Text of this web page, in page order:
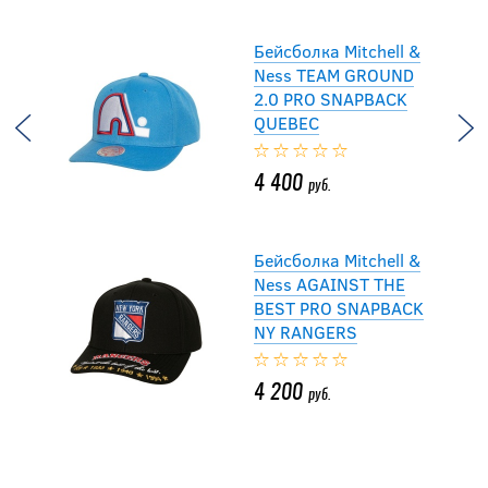
Бейсболка Mitchell &
Ness TEAM GROUND
2.0 PRO SNAPBACK
QUEBEC
4 400 руб.
Бейсболка Mitchell &
Ness AGAINST THE
BEST PRO SNAPBACK
NY RANGERS
4 200 руб.